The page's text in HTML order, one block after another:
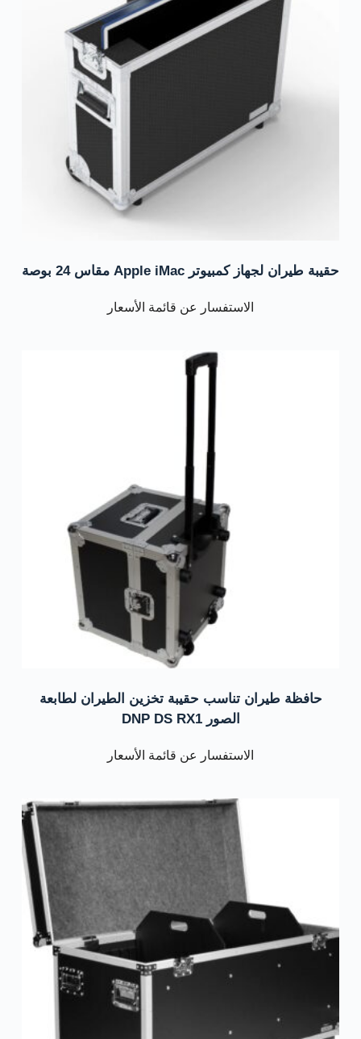
حقيبة طيران لجهاز كمبيوتر Apple iMac مقاس 24 بوصة
الاستفسار عن قائمة الأسعار
حافظة طيران تناسب حقيبة تخزين الطيران لطابعة
الصور DNP DS RX1
الاستفسار عن قائمة الأسعار